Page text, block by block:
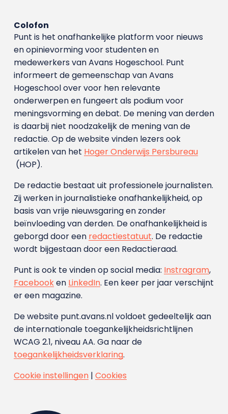
Colofon
Punt is het onafhankelijke platform voor nieuws
en opinievorming voor studenten en
medewerkers van Avans Hoge­school. Punt
informeert de gemeenschap van Avans
Hogeschool over voor hen relevante
onderwerpen en fungeert als podium voor
meningsvorming en debat. De mening van derden
is daarbij niet noodzakelijk de mening van de
redactie. Op de website vinden lezers ook
artikelen van het Hoger Onderwijs Persbureau
(HOP).
De redactie bestaat uit professionele journalisten.
Zij werken in journalistieke onafhankelijkheid, op
basis van vrije nieuwsgaring en zonder
beïnvloeding van derden. De onafhankelijkheid is
geborgd door een redactiestatuut. De redactie
wordt bijgestaan door een Redactieraad.
Punt is ook te vinden op social media: Instragram,
Facebooken LinkedIn. Een keer per jaar verschijnt
er een magazine.
De website punt.avans.nl voldoet gedeeltelijk aan
de internationale toegankelijkheidsrichtlijnen
WCAG 2.1, niveau AA. Ga naar de
toegankelijkheidsverklaring.
Cookie instellingen| Cookies